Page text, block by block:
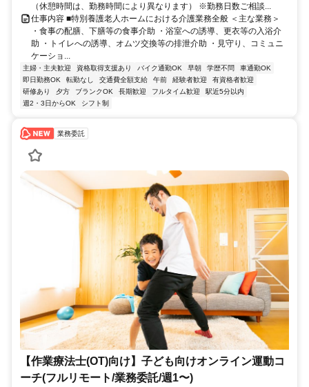
（休憩時間は、勤務時間により異なります） ※勤務日数ご相談...
仕事内容 ■特別養護老人ホームにおける介護業務全般 ＜主な業務＞
・食事の配膳、下膳等の食事介助 ・浴室への誘導、更衣等の入浴介
助 ・トイレへの誘導、オムツ交換等の排泄介助 ・見守り、コミュニ
ケーショ...
主婦・主夫歓迎 資格取得支援あり バイク通勤OK 早朝 学歴不問
車通勤OK
即日勤務OK
転勤なし 交通費全額支給 午前 経験者歓迎
有資格者歓迎
研修あり
夕方 ブランクOK 長期歓迎 フルタイム歓迎
駅近5分以内
週2・3日からOK
シフト制
業務委託
【作業療法士(OT)向け】子ども向けオンライン運動コ
ーチ(フルリモート/業務委託/週1〜)